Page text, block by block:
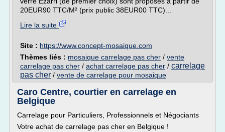
20EUR90 TTC/M² (prix public 38EUR00 TTC)...
Lire la suite
Site : https://www.concept-mosaique.com
Thèmes liés : mosaique carrelage pas cher / vente
carrelage pas cher / achat carrelage pas cher / carrelage
pas cher / vente de carrelage pour mosaique
Caro Centre, courtier en carrelage en
Belgique
Carrelage pour Particuliers, Professionnels et Négociants
Votre achat de carrelage pas cher en Belgique !